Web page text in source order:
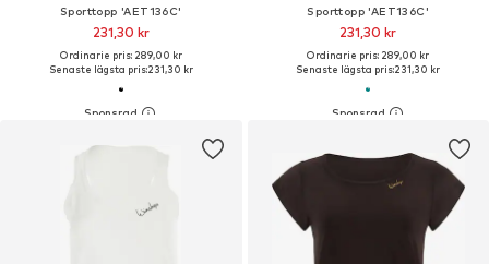
Sporttopp 'AET136C'
231,30 kr
Ordinarie pris: 289,00 kr
Senaste lägsta pris:231,30 kr
Sporttopp 'AET136C'
231,30 kr
Ordinarie pris: 289,00 kr
Senaste lägsta pris:231,30 kr